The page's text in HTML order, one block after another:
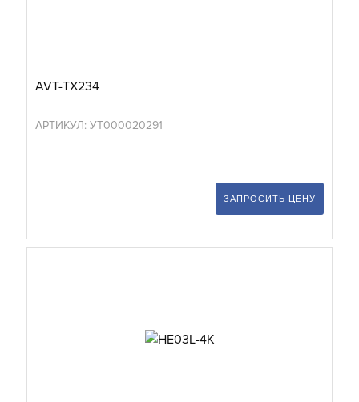
AVT-TX234
АРТИКУЛ: УТ000020291
ЗАПРОСИТЬ ЦЕНУ